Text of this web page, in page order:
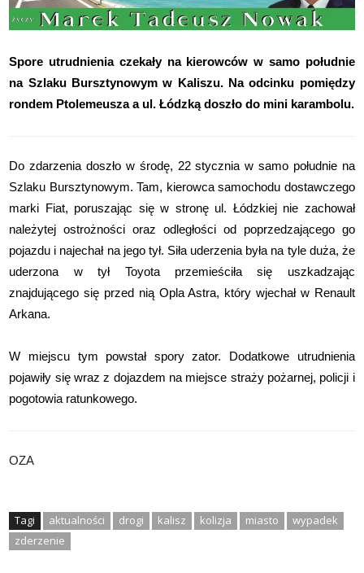
Spore utrudnienia czekały na kierowców w samo południe
na Szlaku Bursztynowym w Kaliszu. Na odcinku pomiędzy
rondem Ptolemeusza a ul. Łódzką doszło do mini karambolu.
Do zdarzenia doszło w środę, 22 stycznia w samo południe na
Szlaku Bursztynowym. Tam, kierowca samochodu dostawczego
marki Fiat, poruszając się w stronę ul. Łódzkiej nie zachował
należytej ostrożności oraz odległości od poprzedzającego go
pojazdu i najechał na jego tył. Siła uderzenia była na tyle duża, że
uderzona w tył Toyota przemieściła się uszkadzając
znajdującego się przed nią Opla Astra, który wjechał w Renault
Arkana.
W miejscu tym powstał spory zator. Dodatkowe utrudnienia
pojawiły się wraz z dojazdem na miejsce straży pożarnej, policji i
pogotowia ratunkowego.
OZA
Tagi aktualności drogi kalisz kolizja miasto
wypadek
zderzenie